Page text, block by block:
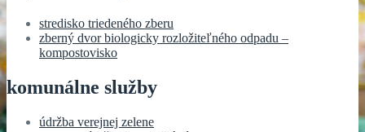
stredisko triedeného zberu
zberný dvor biologicky rozložiteľného odpadu –
kompostovisko
komunálne služby
údržba verejnej zelene